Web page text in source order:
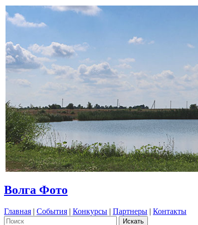
Волга Фото
Главная | События | Конкурсы | Партнеры | Контакты